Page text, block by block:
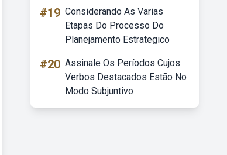
#19 Considerando As Varias
Etapas Do Processo Do
Planejamento Estrategico
#20 Assinale Os Períodos Cujos
Verbos Destacados Estão No
Modo Subjuntivo